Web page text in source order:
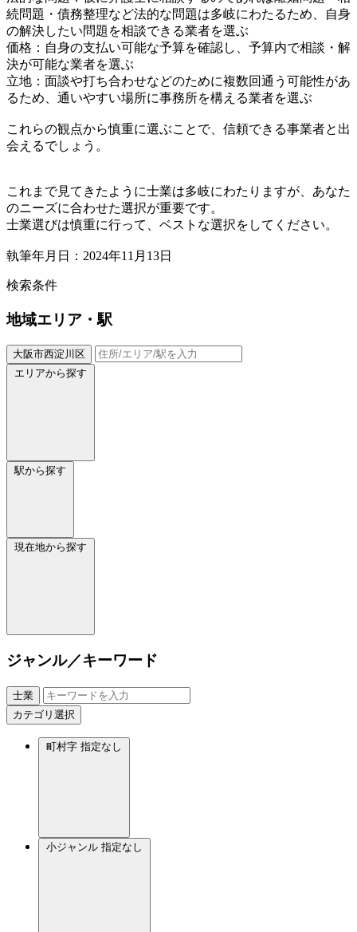
続問題・債務整理など法的な問題は多岐にわたるため、自身
の解決したい問題を相談できる業者を選ぶ
価格：自身の支払い可能な予算を確認し、予算内で相談・解
決が可能な業者を選ぶ
立地：面談や打ち合わせなどのために複数回通う可能性があ
るため、通いやすい場所に事務所を構える業者を選ぶ
これらの観点から慎重に選ぶことで、信頼できる事業者と出
会えるでしょう。
これまで見てきたように士業は多岐にわたりますが、あなた
のニーズに合わせた選択が重要です。
士業選びは慎重に行って、ベストな選択をしてください。
執筆年月日：2024年11月13日
検索条件
地域エリア・駅
大阪市西淀川区
エリアから探す
駅から探す
現在地から探す
ジャンル／キーワード
士業
カテゴリ選択
町村字 指定なし
小ジャンル 指定なし